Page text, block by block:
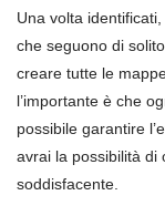
Una volta
che seguono di
creare tutte le
l’importante è che
possibile garantire
avrai la possibilità di
soddisfacente.